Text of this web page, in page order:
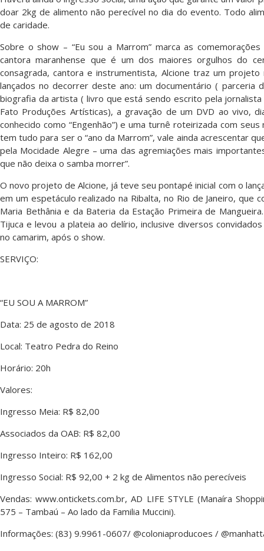
doar 2kg de alimento não perecível no dia do evento. Todo
de caridade.
Sobre o show – “Eu sou a Marrom” marca as
cantora maranhense que é um dos maiores orgulhos do
consagrada, cantora e instrumentista, Alcione traz um
lançados no decorrer deste ano: um documentário ( parceria
biografia da artista ( livro que está sendo escrito pela jornalista
Fato Produções Artísticas), a gravação de um DVD ao vivo,
conhecido como “Engenhão”) e uma turnê roteirizada com
tem tudo para ser o “ano da Marrom”, vale ainda acrescentar
pela Mocidade Alegre – uma das agremiações mais
que não deixa o samba morrer”.
O novo projeto de Alcione, já teve seu pontapé inicial com o
em um espetáculo realizado na Ribalta, no Rio de Janeiro, que
Maria Bethânia e da Bateria da Estação Primeira de
Tijuca e levou a plateia ao delírio, inclusive diversos
no camarim, após o show.
SERVIÇO:
“EU SOU A MARROM”
Data: 25 de agosto de 2018
Local: Teatro Pedra do Reino
Horário: 20h
Valores:
Ingresso Meia: R$ 82,00
Associados da OAB: R$ 82,00
Ingresso Inteiro: R$ 162,00
Ingresso Social: R$ 92,00 + 2 kg de Alimentos não perecíveis
Vendas: www.ontickets.com.br, AD LIFE STYLE (Manaíra
575 – Tambaú – Ao lado da Familia Muccini).
Informações: (83) 9.9961-0607/ @coloniaproducoes /